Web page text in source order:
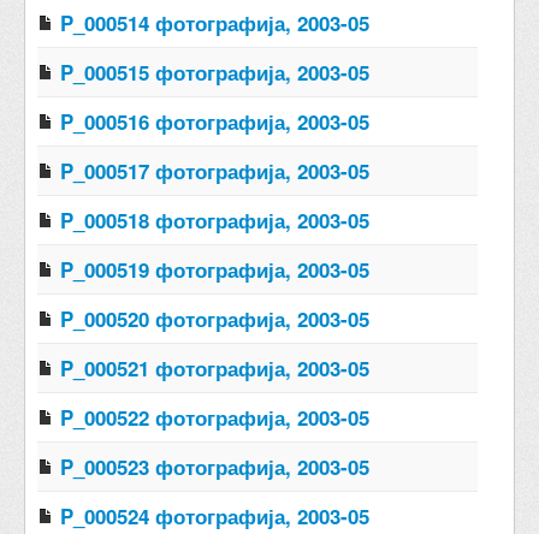
P_000514 фотографија, 2003-05
P_000515 фотографија, 2003-05
P_000516 фотографија, 2003-05
P_000517 фотографија, 2003-05
P_000518 фотографија, 2003-05
P_000519 фотографија, 2003-05
P_000520 фотографија, 2003-05
P_000521 фотографија, 2003-05
P_000522 фотографија, 2003-05
P_000523 фотографија, 2003-05
P_000524 фотографија, 2003-05